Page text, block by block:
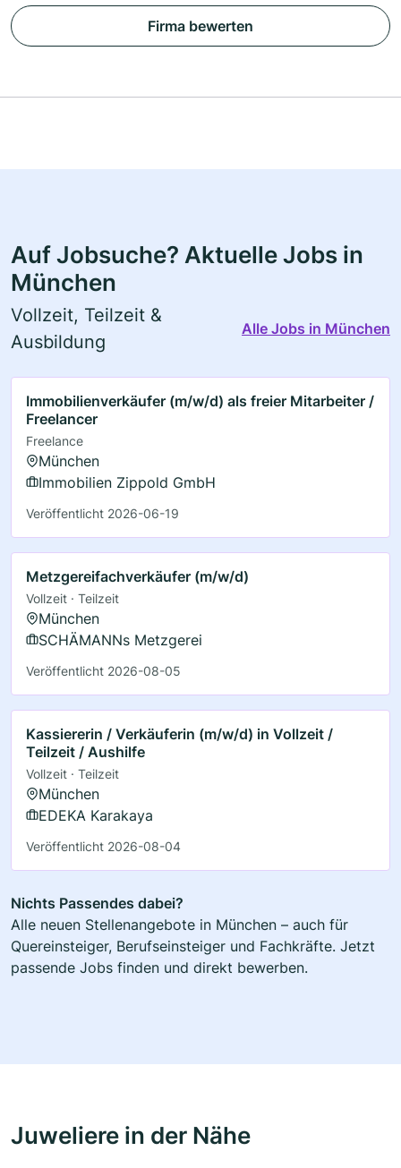
Firma bewerten
Auf Jobsuche? Aktuelle Jobs in
München
Vollzeit, Teilzeit &
Ausbildung
Alle Jobs in München
Immobilienverkäufer (m/w/d) als freier Mitarbeiter /
Freelancer
Freelance
München
Immobilien Zippold GmbH
Veröffentlicht 2026-06-19
Metzgereifachverkäufer (m/w/d)
Vollzeit · Teilzeit
München
SCHÄMANNs Metzgerei
Veröffentlicht 2026-08-05
Kassiererin / Verkäuferin (m/w/d) in Vollzeit /
Teilzeit / Aushilfe
Vollzeit · Teilzeit
München
EDEKA Karakaya
Veröffentlicht 2026-08-04
Nichts Passendes dabei?
Alle neuen Stellenangebote in München – auch für
Quereinsteiger, Berufseinsteiger und Fachkräfte. Jetzt
passende Jobs finden und direkt bewerben.
Juweliere in der Nähe